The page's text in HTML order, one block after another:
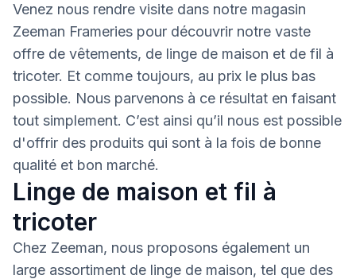
Venez nous rendre visite dans notre magasin
Zeeman Frameries pour découvrir notre vaste
offre de vêtements, de linge de maison et de fil à
tricoter. Et comme toujours, au prix le plus bas
possible. Nous parvenons à ce résultat en faisant
tout simplement. C’est ainsi qu’il nous est possible
d'offrir des produits qui sont à la fois de bonne
qualité et bon marché.
Linge de maison et fil à
tricoter
Chez Zeeman, nous proposons également un
large assortiment de linge de maison, tel que des